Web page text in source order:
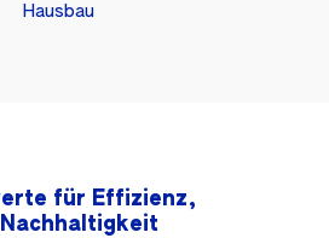
Hausbau
für Effizienz,